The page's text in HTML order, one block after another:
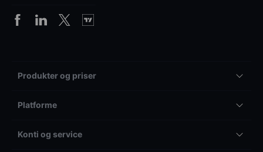
Produkter og priser
Platforme
Konti og service